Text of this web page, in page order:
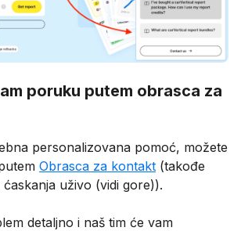
poruku putem obrasca za
personalizovana pomoć, možete
Obrasca za kontakt (takođe
uživo (vidi gore)).
detaljno i naš tim će vam